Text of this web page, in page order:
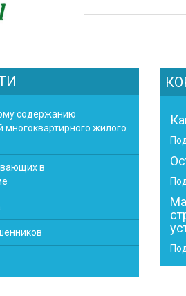
содержанию
жилого
в